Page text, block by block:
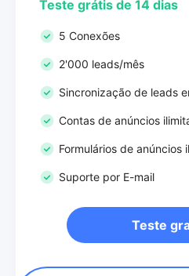
Teste grátis de 14 dias
5 Conexões
2'000 leads/mês
Sincronização de leads
Contas de anúncios
Formulários de anúncios
Suporte por E-mail
Teste